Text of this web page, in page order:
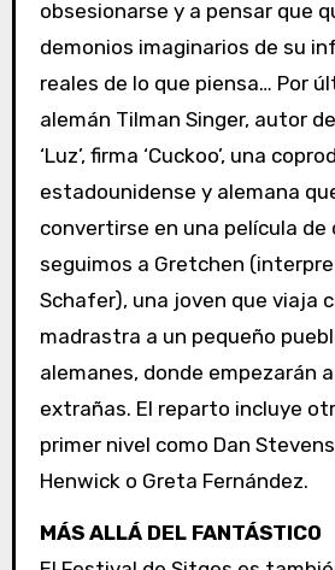
obsesionarse y a pensar que
demonios imaginarios de su
reales de lo que piensa… Por
alemán Tilman Singer, autor
‘Luz’, firma ‘Cuckoo’, una
estadounidense y alemana
convertirse en una película de
seguimos a Gretchen
Schafer), una joven que viaja
madrastra a un pequeño
alemanes, donde empezarán
extrañas. El reparto incluye
primer nivel como Dan
Henwick o Greta Fernández.
MÁS ALLÁ DEL FANTÁSTICO